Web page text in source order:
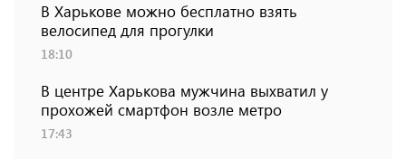
В Харькове можно бесплатно взять
велосипед для прогулки
18:10
В центре Харькова мужчина выхватил у
прохожей смартфон возле метро
17:43